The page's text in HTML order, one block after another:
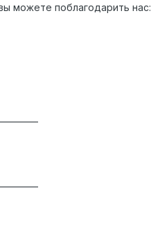
можете поблагодарить нас: